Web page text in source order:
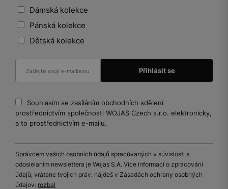
Dámská kolekce
Pánská kolekce
Dětská kolekce
Souhlasím se zasíláním obchodních sdělení
prostřednictvím společnosti WOJAS Czech s.r.o. elektronicky,
a to prostřednictvím e-mailu.
Správcem vašich osobních údajů spracúvaných v súvislosti s
odosielaním newslettera je Wojas S.A. Více informací o zpracování
údajů, vrátane tvojich práv, nájdeš v Zásadách ochrany osobných
údajov: rozbal